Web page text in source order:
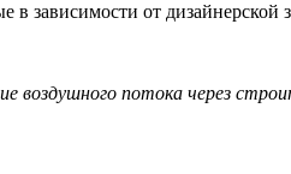
в зависимости от
воздушного потока через